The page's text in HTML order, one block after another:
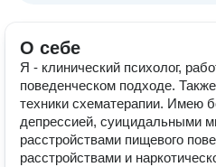
О себе
Я - клинический психолог,
поведенческом подходе.
техники схематерапии. Имею
депрессией, суицидальными
расстройствами пищевого
расстройствами и